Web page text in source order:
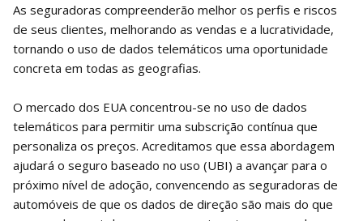
As seguradoras compreenderão melhor os perfis e riscos
de seus clientes, melhorando as vendas e a lucratividade,
tornando o uso de dados telemáticos uma oportunidade
concreta em todas as geografias.
O mercado dos EUA concentrou-se no uso de dados
telemáticos para permitir uma subscrição contínua que
personaliza os preços. Acreditamos que essa abordagem
ajudará o seguro baseado no uso (UBI) a avançar para o
próximo nível de adoção, convencendo as seguradoras de
automóveis de que os dados de direção são mais do que